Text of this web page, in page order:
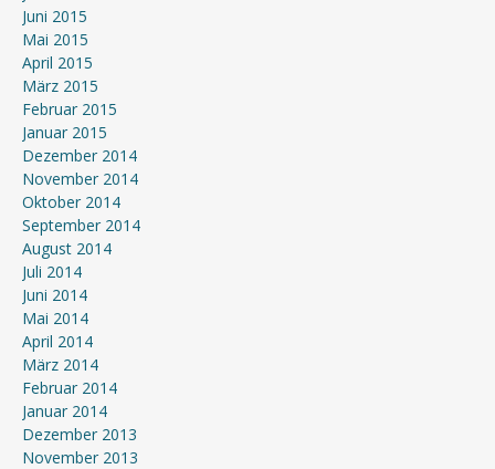
Juni 2015
Mai 2015
April 2015
März 2015
Februar 2015
Januar 2015
Dezember 2014
November 2014
Oktober 2014
September 2014
August 2014
Juli 2014
Juni 2014
Mai 2014
April 2014
März 2014
Februar 2014
Januar 2014
Dezember 2013
November 2013